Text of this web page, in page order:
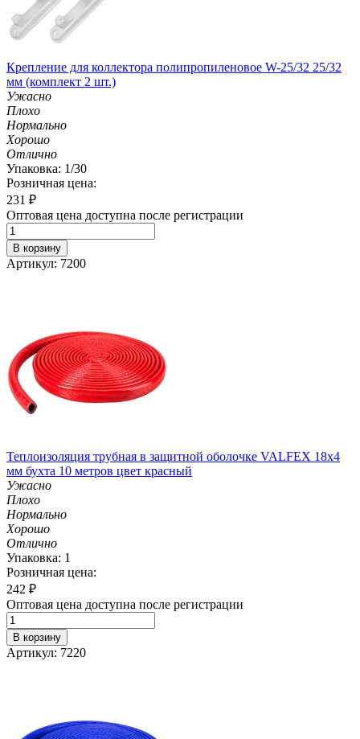
Крепление для коллектора полипропиленовое W-25/32 25/32
мм (комплект 2 шт.)
Ужасно
Плохо
Нормально
Хорошо
Отлично
Упаковка: 1/30
Розничная цена:
231 ₽
Оптовая цена доступна после регистрации
В корзину
Артикул: 7200
Теплоизоляция трубная в защитной оболочке VALFEX 18x4
мм бухта 10 метров цвет красный
Ужасно
Плохо
Нормально
Хорошо
Отлично
Упаковка: 1
Розничная цена:
242 ₽
Оптовая цена доступна после регистрации
В корзину
Артикул: 7220